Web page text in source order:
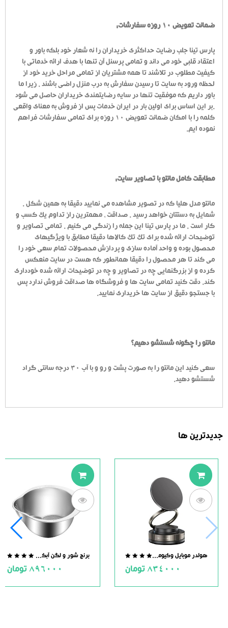
ضمانت تعویض 10 روزه سفارشات:
پارس تینا جلب رضایت حداکثری خریداران را نه شعار خود بلکه باور و
اعتقاد قلبی خود می داند و تمامی پرسنل آن تنها با هدف ارائه خدماتی با
کیفیت مطلوب در تلاشند تا همه مشتریان از تمامی مراحل خرید خود از
لحظه ورود به سایت تا رسیدن سفارش به درب منزل راضی باشند . زیرا ما
باور داریم که موفقیت تنها در سایه رضایتمندی خریداران حاصل می شود
.بر این اساس برای اولین بار در ایران خدمات پس از فروش به معنای واقعی
کلمه را با امکان ضمانت تعویض 10 روزه برای تمامی سفارشات فراهم
نموده ایم.
مطابقت کامل مانتو با تصاویر سایت:
مانتو مدل هلیا که در تصویر مشاهده می نمایید دقیقا به همین شکل .
شمایل به دستتان خواهد رسید . صداقت ، مهمترین راز تداوم یک کسب و
کار است . ما در پارس تینا این جمله را زندگی می کنیم . تمامی تصاویر و
توضیحات ارائه شده برای تک تک کالاها دقیقا مطابق با ویژگیهای
محصول بوده و واحد آماده سازی و پردازش محصولات تمام سعی خود را
می کند تا هر محصول را دقیقا همانطور که هست در سایت منعکس
کرده و از بزرگنمایی چه در تصاویر و چه در توضیحات ارائه شده خودداری
کند. دقت کنید تمامی سایت ها و فروشگاه ها صداقت فروش ندارد پس
با جستجو دقیق از سایت ها خریداری نمایید.
مانتو را چگونه شستشو دهیم؟
سعی کنید این مانتو را به صورت پشت و رو و با آب 30 درجه سانتی گراد
شستشو دهید.
جدیدترین ها
out
5
هولدر موبایل وکیومی مگنت دار
834000 تومان
5
برنج شور و لگن آبکش دار استیل
896000 تومان